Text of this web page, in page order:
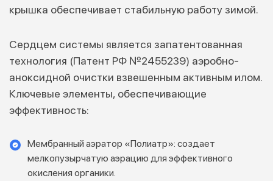
крышка обеспечивает стабильную работу зимой.
Сердцем системы является запатентованная
технология (Патент РФ №2455239) аэробно-
аноксидной очистки взвешенным активным илом.
Ключевые элементы, обеспечивающие
эффективность:
Мембранный аэратор «Полиатр»: создает
мелкопузырчатую аэрацию для эффективного
окисления органики.